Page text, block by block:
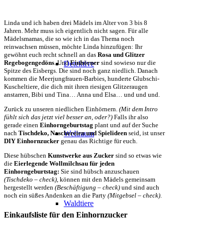
Detektive
Weltraum
Waldtiere
Linda und ich haben drei Mädels im Alter von 3 bis 8
Jahren. Mehr muss ich eigentlich nicht sagen. Für alle
Mädelsmamas, die so wie ich in das Thema noch
reinwachsen müssen, möchte Linda hinzufügen: Ihr
gewöhnt euch recht schnell an das Rosa und Glitzer
Regebogengedöns. UndEinhörner sind sowieso nur die
Spitze des Eisbergs. Die sind noch ganz niedlich. Danach
kommen die Meerjungfrauen-Barbies, hunderte Glubschi-
Kuscheltiere, die dich mit ihren riesigen Glitzeraugen
anstarren, Bibi und Tina… Anna und Elsa… und und und.
Zurück zu unseren niedlichen Einhörnern. (Mit dem Intro
fühlt sich das jetzt viel besser an, oder?) Falls ihr also
gerade einen Einhorngeburtstag plant und auf der Suche
nach Tischdeko, Naschereien und Spielideen seid, ist unser
DIY Einhornzucker genau das Richtige für euch.
Diese hübschen Kunstwerke aus Zucker sind so etwas wie
die Eierlegende Wollmilchsau für jeden
Einhorngeburtstag: Sie sind hübsch anzuschauen
(Tischdeko – check), können mit den Mädels gemeinsam
hergestellt werden (Beschäftigung – check) und sind auch
noch ein süßes Andenken an die Party (Mitgebsel – check).
Einkaufsliste für den Einhornzucker